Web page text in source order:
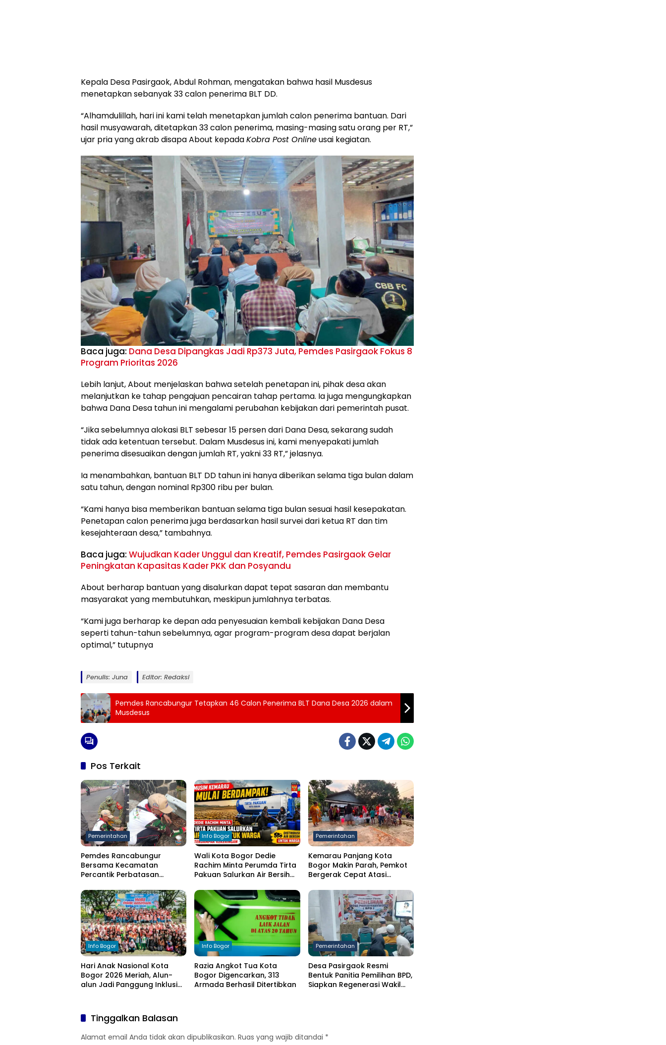
Kepala Desa Pasirgaok, Abdul Rohman, mengatakan bahwa hasil Musdesus
menetapkan sebanyak 33 calon penerima BLT DD.
“Alhamdulillah, hari ini kami telah menetapkan jumlah calon penerima bantuan. Dari
hasil musyawarah, ditetapkan 33 calon penerima, masing-masing satu orang per RT,”
ujar pria yang akrab disapa About kepadaKobra Post Onlineusai kegiatan.
Baca juga: Dana Desa Dipangkas Jadi Rp373 Juta, Pemdes Pasirgaok Fokus 8
Program Prioritas 2026
Lebih lanjut, About menjelaskan bahwa setelah penetapan ini, pihak desa akan
melanjutkan ke tahap pengajuan pencairan tahap pertama. Ia juga mengungkapkan
bahwa Dana Desa tahun ini mengalami perubahan kebijakan dari pemerintah pusat.
“Jika sebelumnya alokasi BLT sebesar 15 persen dari Dana Desa, sekarang sudah
tidak ada ketentuan tersebut. Dalam Musdesus ini, kami menyepakati jumlah
penerima disesuaikan dengan jumlah RT, yakni 33 RT,” jelasnya.
Ia menambahkan, bantuan BLT DD tahun ini hanya diberikan selama tiga bulan dalam
satu tahun, dengan nominal Rp300 ribu per bulan.
“Kami hanya bisa memberikan bantuan selama tiga bulan sesuai hasil kesepakatan.
Penetapan calon penerima juga berdasarkan hasil survei dari ketua RT dan tim
kesejahteraan desa,” tambahnya.
Baca juga: Wujudkan Kader Unggul dan Kreatif, Pemdes Pasirgaok Gelar
Peningkatan Kapasitas Kader PKK dan Posyandu
About berharap bantuan yang disalurkan dapat tepat sasaran dan membantu
masyarakat yang membutuhkan, meskipun jumlahnya terbatas.
“Kami juga berharap ke depan ada penyesuaian kembali kebijakan Dana Desa
seperti tahun-tahun sebelumnya, agar program-program desa dapat berjalan
optimal,” tutupnya
Penulis: Juna Editor: Redaksi
Pemdes Rancabungur Tetapkan 46 Calon Penerima BLT Dana Desa 2026 dalam
Musdesus
Pos Terkait
Pemerintahan
Pemdes Rancabungur
Bersama Kecamatan
Percantik Perbatasan
Putih Sambut HUT RI ke-81
Info Bogor
Wali Kota Bogor Dedie
Rachim Minta Perumda Tirta
Pakuan Salurkan Air Bersih
Kekeringan
Pemerintahan
Kemarau Panjang Kota
Bogor Makin Parah, Pemkot
Bergerak Cepat Atasi
Info Bogor
Hari Anak Nasional Kota
Bogor 2026 Meriah, Alun-
alun Jadi Panggung Inklusi
Info Bogor
Razia Angkot Tua Kota
Bogor Digencarkan, 313
Armada Berhasil Ditertibkan
Pemerintahan
Desa Pasirgaok Resmi
Bentuk Panitia Pemilihan BPD,
Siapkan Regenerasi Wakil
Tinggalkan Balasan
Alamat email Anda tidak akan dipublikasikan. Ruas yang wajib ditandai *